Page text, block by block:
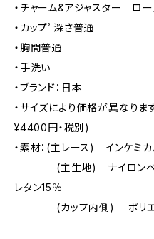
・チャーム&アジャスター ロ
・カップﾟ深さ普通
・胸間普通
・手洗い
・ブランド：日本
・サイズにより価格が異なり
¥4400円・税別)
・素材：(主レース) インケミ
(主生地) ナイロンベア
レタン15％
(カップ内側) ポリエス